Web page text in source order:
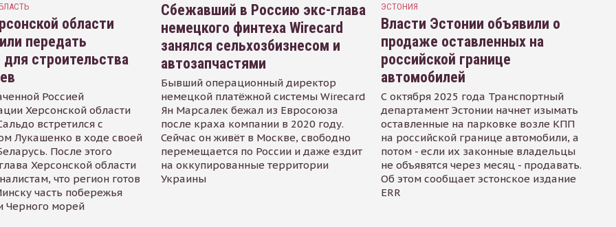
области
передать
для строительства
Россией
Херсонской области
встретился с
Лукашенко в ходе своей
После этого
Херсонской области
что регион готов
часть побережья
Черного морей
Сбежавший в Россию экс-глава
немецкого финтеха Wirecard
занялся сельхозбизнесом и
автозапчастями
Бывший операционный директор
немецкой платёжной системы Wirecard
Ян Марсалек бежал из Евросоюза
после краха компании в 2020 году.
Сейчас он живёт в Москве, свободно
перемещается по России и даже ездит
на оккупированные территории
Украины
ЭСТОНИЯ
Власти Эстонии объявили о
продаже оставленных на
российской границе
автомобилей
С октября 2025 года Транспортный
департамент Эстонии начнет изымать
оставленные на парковке возле КПП
на российской границе автомобили, а
потом - если их законные владельцы
не объявятся через месяц - продавать.
Об этом сообщает эстонское издание
ERR